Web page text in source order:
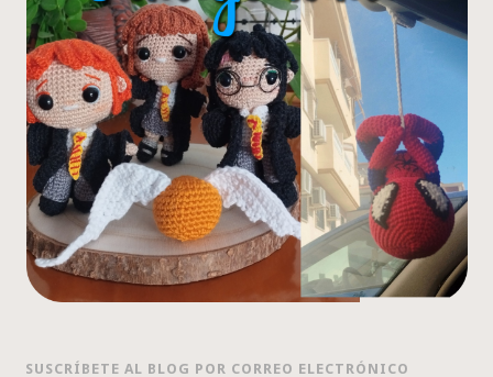
SUSCRÍBETE AL BLOG POR CORREO ELECTRÓNICO